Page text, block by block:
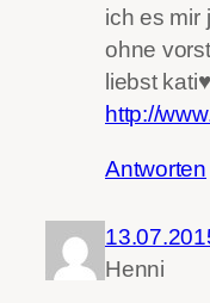
ich es mir
ohne
liebst kati♥
http://
Antworten
Henni